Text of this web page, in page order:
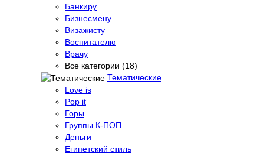
Банкиру
Бизнесмену
Визажисту
Воспитателю
Врачу
Все категории (18)
Тематические
Love is
Pop it
Горы
Группы К-ПОП
Деньги
Египетский стиль